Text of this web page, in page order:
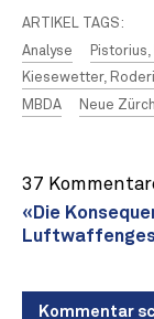
ARTIKEL TAGS:
Analyse
Pistorius,
Kiesewetter,
MBDA
Neue
37
«Die
Kommentar